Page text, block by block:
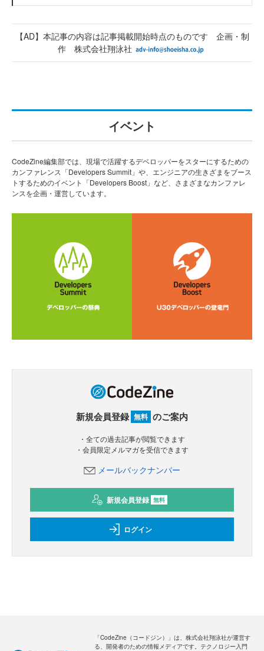
【AD】本記事の内容は記事掲載開始時点のものです 企画・制
作 株式会社翔泳社
イベント
CodeZine編集部では、現場で活躍するデベロッパーをスターにするための
カンファレンス「Developers Summit」や、エンジニアの生きざまをブース
トするためのイベント「Developers Boost」など、さまざまなカンファレ
ンスを企画・運営しています。
新規会員登録 無料 のご案内
・全ての過去記事が閲覧できます
・会員限定メルマガを受信できます
メールバックナンバー
新規会員登録 無料
ログイン
「CodeZine（コードジン）」は、株式会社翔泳社が運営す
る、開発者のための情報メディアです。テクノロジー入門